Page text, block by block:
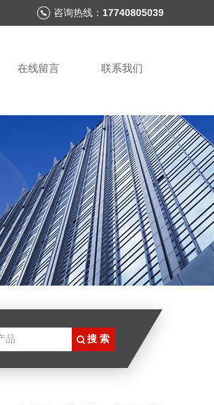
咨询热线： 17740805039
在线留言 联系我们